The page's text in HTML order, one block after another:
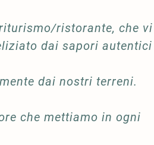
ristorante, che vi
dai sapori autentici
dai nostri terreni.
che mettiamo in ogni